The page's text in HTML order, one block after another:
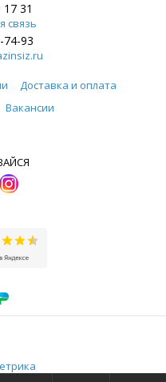
31
связь
74-93
Доставка и оплата
Вакансии